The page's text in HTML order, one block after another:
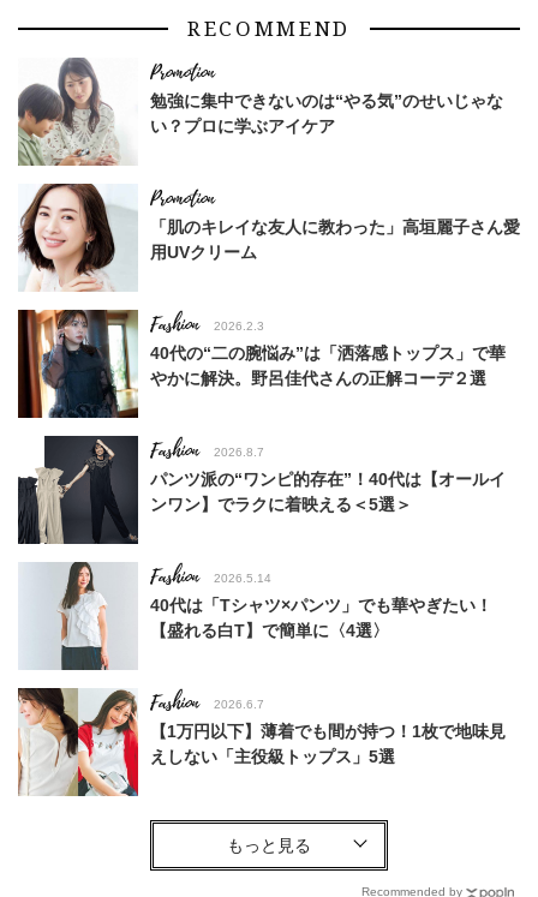
RECOMMEND
勉強に集中できないのは“やる気”のせいじゃな
い？プロに学ぶアイケア
「肌のキレイな友人に教わった」高垣麗子さん愛
用UVクリーム
Fashion 2026.2.3
40代の“二の腕悩み”は「洒落感トップス」で華
やかに解決。野呂佳代さんの正解コーデ２選
Fashion 2026.8.7
パンツ派の“ワンピ的存在”！40代は【オールイ
ンワン】でラクに着映える＜5選＞
Fashion 2026.5.14
40代は「Tシャツ×パンツ」でも華やぎたい！
【盛れる白T】で簡単に〈4選〉
Fashion 2026.6.7
【1万円以下】薄着でも間が持つ！1枚で地味見
えしない「主役級トップス」5選
Fashion
10月の最高気温26℃は【Tシャツ＋羽織り】で乗
Recommended by